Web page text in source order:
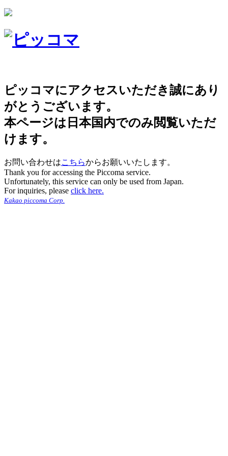
ピッコマにアクセスいただき誠にあり
がとうございます。
本ページは日本国内でのみ閲覧いただ
けます。
お問い合わせはこちらからお願いいたします。
Thank you for accessing the Piccoma service.
Unfortunately, this service can only be used from Japan.
For inquiries, please click here.
Kakao piccoma Corp.